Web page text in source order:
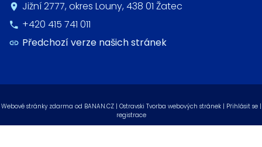
Jižní 2777, okres Louny, 438 01 Žatec
+420 415 741 011
Předchozí verze našich stránek
Webové stránky zdarma od BANAN.CZ| Ostravski Tvorba webových stránek | Přihlásit se |
registrace